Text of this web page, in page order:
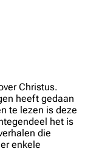
Christus.
heeft gedaan
te lezen is deze
het is
die
enkele